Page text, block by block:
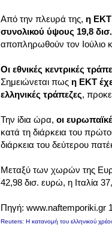
Από την πλευρά της, η ΕΚΤ
συνολικού ύψους 19,8
αποπληρωθούν τον Ιούλιο
Οι εθνικές κεντρικές
Σημειώνεται πως η ΕΚΤ
ελληνικές τράπεζες,
Την ίδια ώρα, οι
κατά τη διάρκεια του
διάρκεια του δεύτερου
Μεταξύ των χωρών της
42,98 δισ. ευρώ, η Ιταλία
Πηγή: www.naftemporiki.gr
Reuters: Η κατανομή του ελληνικού